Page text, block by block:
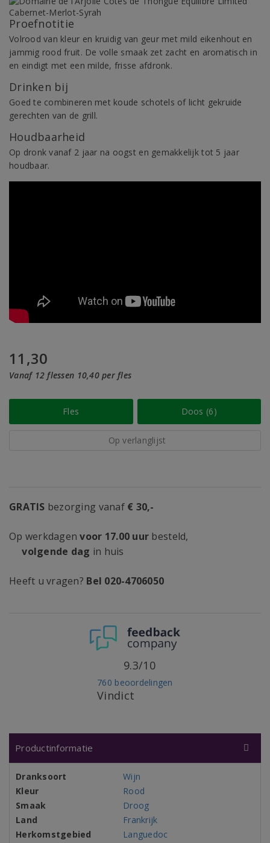
Proefnotitie
Volrood van kleur en kruidig van geur met mild eikenhout en
jammig rood fruit. De volle smaak zet zacht en aromatisch in
en eindigt met een milde, frisse afdronk.
Drinken bij
Goed te combineren met koude schotels of licht gekruide
gerechten van de grill.
Houdbaarheid
Op dronk vanaf 2 jaar na oogst en gemakkelijk tot 5 jaar
houdbaar.
11,30
Vanaf 12 flessen 10,40 per fles
Fles Doos (6)
Op verlanglijst
GRATIS bezorging vanaf € 30,-
Op werkdagenvoor 17.00 uur besteld,
volgende dag in huis
Heeft u vragen? Bel 020-4706050
Vindict
760 beoordelingen
9.3/10
Productinformatie
Dranksoort
Wijn
Kleur
Rood
Smaak
Droog
Land
Frankrijk
Herkomstgebied
Languedoc